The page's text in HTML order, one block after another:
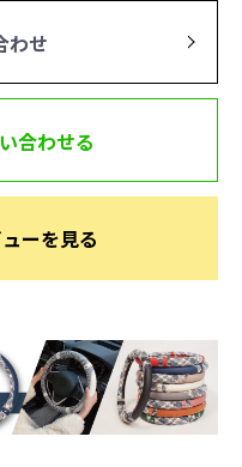
わせ
合わせる
ーを見る